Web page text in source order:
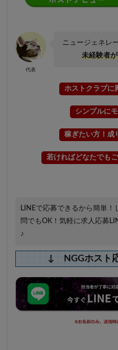
代表
ニュージェネレ
未経験者
ホストクラブに
シンプルに
稼ぎたい方！成
若ければどなたでも
LINEで応募できるから簡単！
問でもOK！気軽に求人応募
♪
↓ NGGホスト